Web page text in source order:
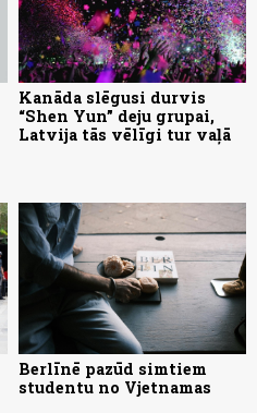
Kanāda slēgusi durvis
“Shen Yun” deju grupai,
Latvija tās vēlīgi tur vaļā
Berlīnē pazūd simtiem
studentu no Vjetnamas